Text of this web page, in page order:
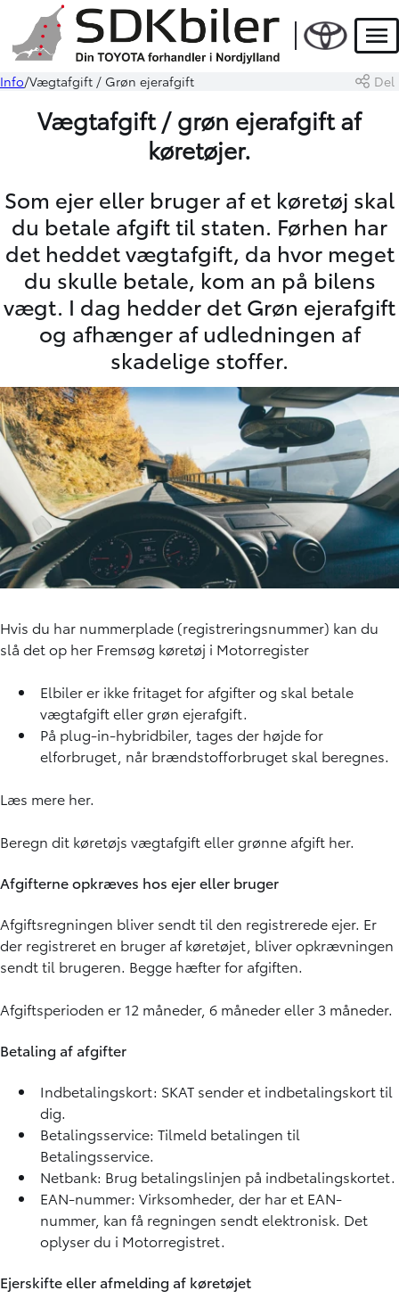
Info Vægtafgift / Grøn ejerafgift Del
Vægtafgift / grøn ejerafgift af
køretøjer.
Som ejer eller bruger af et køretøj skal
du betale afgift til staten. Førhen har
det heddet vægtafgift, da hvor meget
du skulle betale, kom an på bilens
vægt. I dag hedder det Grøn ejerafgift
og afhænger af udledningen af
skadelige stoffer.
Hvis du har nummerplade (registreringsnummer) kan du
slå det op her Fremsøg køretøj i Motorregister
Elbiler er ikke fritaget for afgifter og skal betale
vægtafgift eller grøn ejerafgift.
På plug-in-hybridbiler, tages der højde for
elforbruget, når brændstofforbruget skal beregnes.
Læs mere her.
Beregn dit køretøjs vægtafgift eller grønne afgift her.
Afgifterne opkræves hos ejer eller bruger
Afgiftsregningen bliver sendt til den registrerede ejer. Er
der registreret en bruger af køretøjet, bliver opkrævningen
sendt til brugeren. Begge hæfter for afgiften.
Afgiftsperioden er 12 måneder, 6 måneder eller 3 måneder.
Betaling af afgifter
Indbetalingskort: SKAT sender et indbetalingskort til
dig.
Betalingsservice: Tilmeld betalingen til
Betalingsservice.
Netbank: Brug betalingslinjen på indbetalingskortet.
EAN-nummer: Virksomheder, der har et EAN-
nummer, kan få regningen sendt elektronisk. Det
oplyser du i Motorregistret.
Ejerskifte eller afmelding af køretøjet